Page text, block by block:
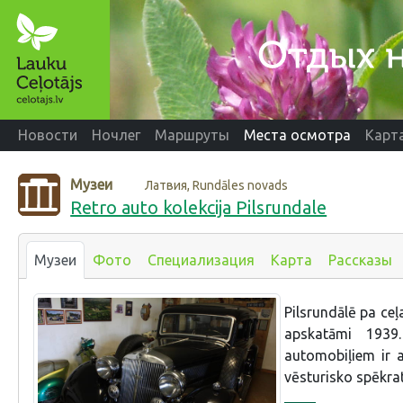
Новости Ночлег Маршруты Места осмотра
Музеи Латвия, Rundāles novads
Retro auto kolekcija Pilsrundale
Музеи Фото Специализация Карта Рассказы
Pilsrundālē pa
apskatāmi
automobiļiem ir
vēsturisko